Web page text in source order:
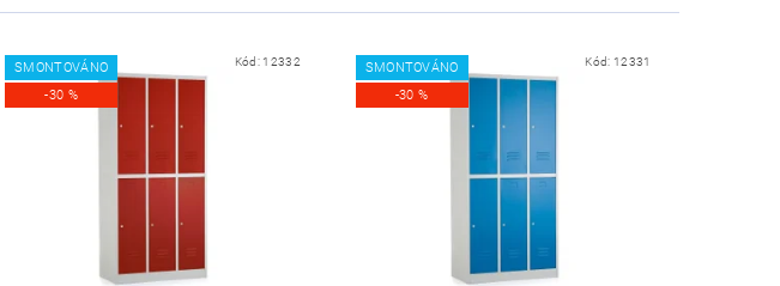
SMONTOVÁNO
-30 %
Kód: 12332
SMONTOVÁNO
-30 %
Kód: 12331